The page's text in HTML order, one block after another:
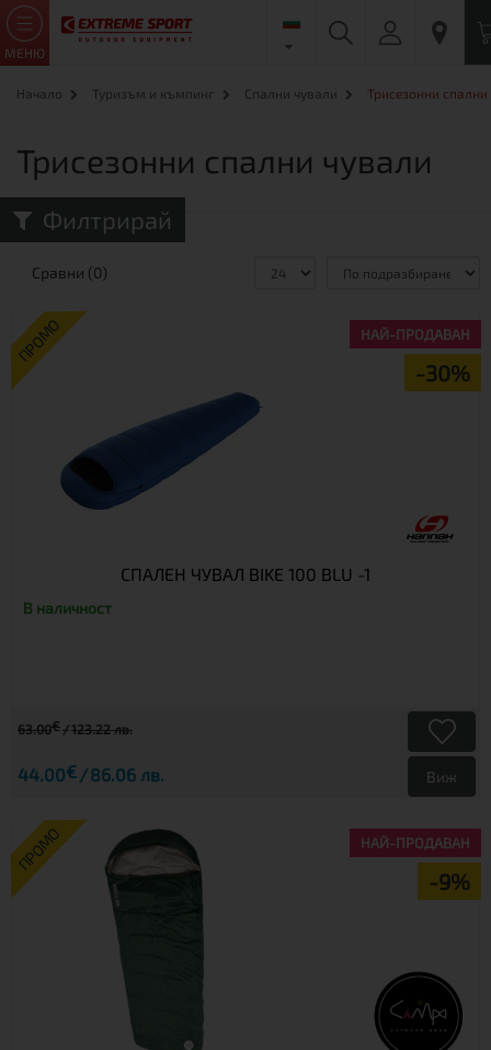
МЕНЮ
Начало Туризъм и къмпинг Спални чували Трисезонни спални
Филтрирай
Трисезонни спални чували
Сравни (0)
ПРОМО
-30%
НАЙ-ПРОДАВАН
СПАЛЕН ЧУВАЛ BIKE 100 BLU -1
В наличност
63.00€ 123.22 лв.
44.00€ 86.06 лв. Виж
ПРОМО
-9%
НАЙ-ПРОДАВАН